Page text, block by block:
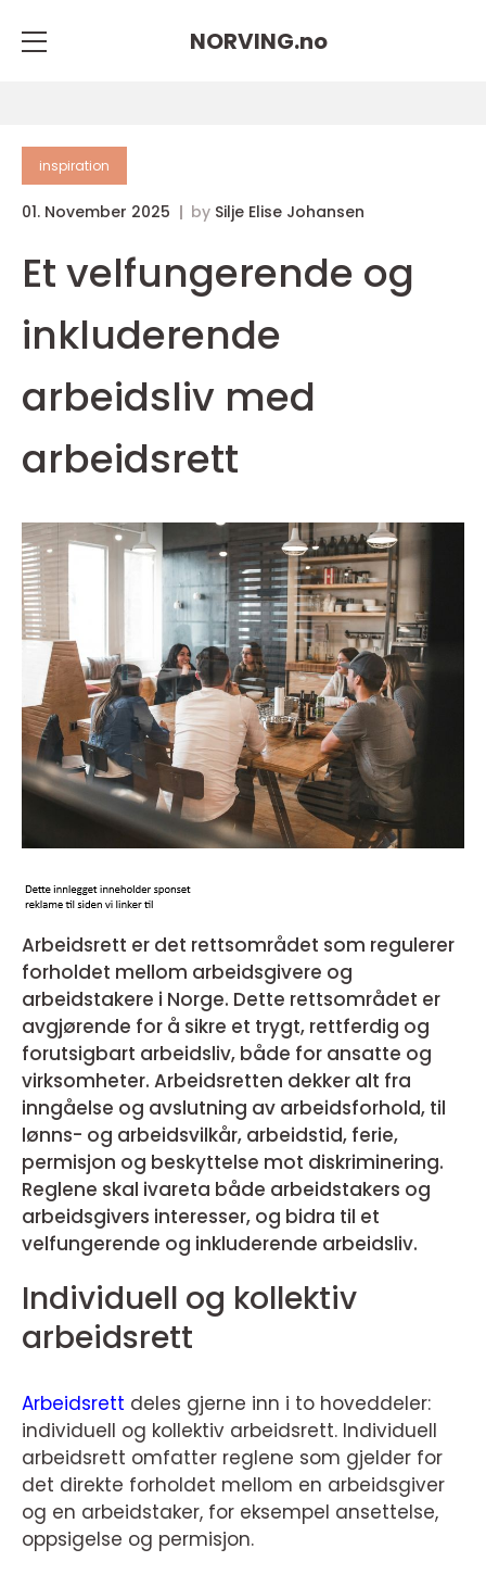
NORVING.no
inspiration
01. November 2025 by Silje Elise Johansen
Et velfungerende og
inkluderende
arbeidsliv med
arbeidsrett
Arbeidsrett er det rettsområdet som regulerer
forholdet mellom arbeidsgivere og
arbeidstakere i Norge. Dette rettsområdet er
avgjørende for å sikre et trygt, rettferdig og
forutsigbart arbeidsliv, både for ansatte og
virksomheter. Arbeidsretten dekker alt fra
inngåelse og avslutning av arbeidsforhold, til
lønns- og arbeidsvilkår, arbeidstid, ferie,
permisjon og beskyttelse mot diskriminering.
Reglene skal ivareta både arbeidstakers og
arbeidsgivers interesser, og bidra til et
velfungerende og inkluderende arbeidsliv.
Individuell og kollektiv
arbeidsrett
Arbeidsrett deles gjerne inn i to hoveddeler:
individuell og kollektiv arbeidsrett. Individuell
arbeidsrett omfatter reglene som gjelder for
det direkte forholdet mellom en arbeidsgiver
og en arbeidstaker, for eksempel ansettelse,
oppsigelse og permisjon.